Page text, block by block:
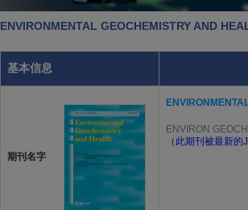
ENVIRONMENTAL GEOCHEMISTRY AND
基本信息
期刊名字
ENVIRON
（此期刊被最新的